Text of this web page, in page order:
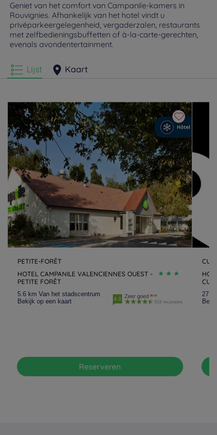
Geniet van het comfort van Campanile-kamers in
Rouvignies. Afhankelijk van het hotel vindt u
privéparkeergelegenheid, vergaderzalen, restaurants
met zelfbedieningsbuffetten of à-la-carte-gerechten,
evenals avondentertainment.
Lijst Kaart
PETITE-FORÊT
HOTEL CAMPANILE VALENCIENNES OUEST -
PETITE FORÊT
5.6 km Van het stadscentrum
Bekijk op een kaart
4.3 Zeer goed
918 recensies
Reserveren
27.8